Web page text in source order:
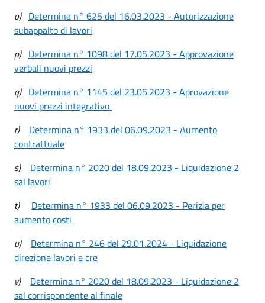
o) Determina n° 625 del 16.03.2023 - Autorizzazione
subappalto di lavori
p) Determina n° 1098 del 17.05.2023 - Approvazione
verbali nuovi prezzi
q) Determina n° 1145 del 23.05.2023 - Aprovazione
nuovi prezzi integrativo
r)
Determina n° 1933 del 06.09.2023 - Aumento
contrattuale
s)
Determina n° 2020 del 18.09.2023 - Liquidazione 2
sal lavori
t)
Determina n° 1933 del 06.09.2023 - Perizia per
aumento costi
u)
Determina n° 246 del 29.01.2024 - Liquidazione
direzione lavori e cre
v)
Determina n° 2020 del 18.09.2023 - Liquidazione 2
sal corrispondente al finale